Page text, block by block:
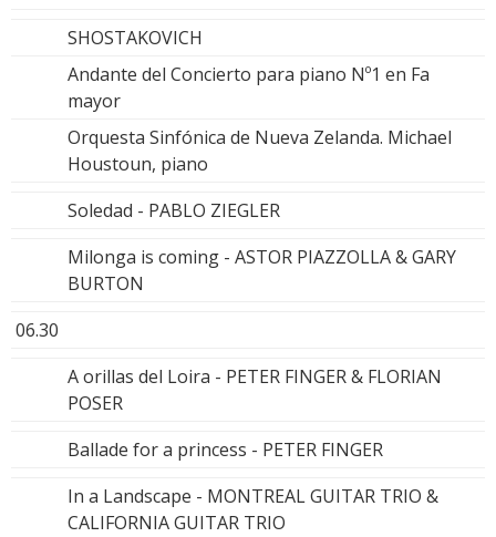
SHOSTAKOVICH
Andante del Concierto para piano Nº1 en Fa
mayor
Orquesta Sinfónica de Nueva Zelanda. Michael
Houstoun, piano
Soledad - PABLO ZIEGLER
Milonga is coming - ASTOR PIAZZOLLA & GARY
BURTON
06.30
A orillas del Loira - PETER FINGER & FLORIAN
POSER
Ballade for a princess - PETER FINGER
In a Landscape - MONTREAL GUITAR TRIO &
CALIFORNIA GUITAR TRIO